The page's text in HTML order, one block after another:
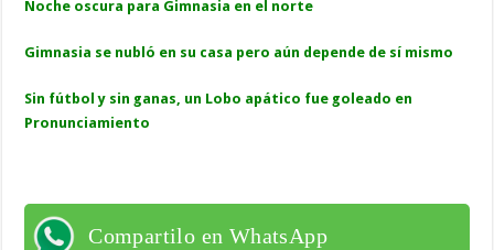
Noche oscura para Gimnasia en el norte
Gimnasia se nubló en su casa pero aún depende de sí mismo
Sin fútbol y sin ganas, un Lobo apático fue goleado en
Pronunciamiento
Compartilo en WhatsApp